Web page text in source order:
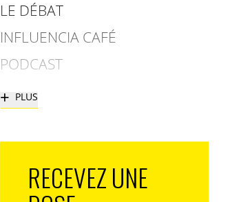
LE DÉBAT
INFLUENCIA CAFÉ
PODCAST
+ PLUS
RECEVEZ UNE